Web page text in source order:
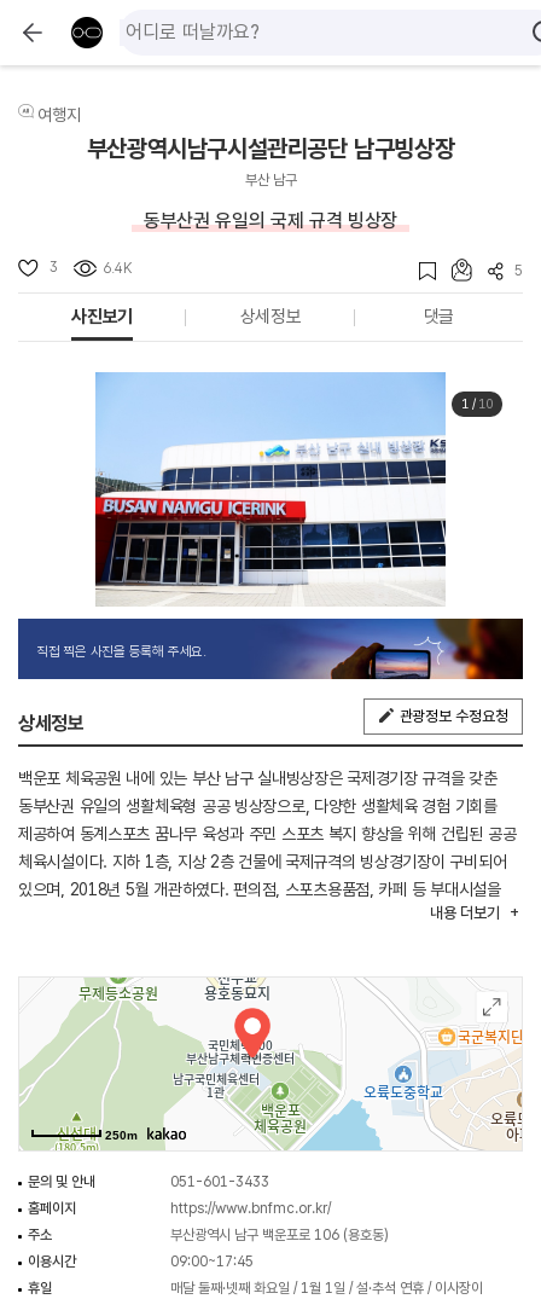
여행지
부산광역시남구시설관리공단 남구빙상장
부산 남구
동부산권 유일의 국제 규격 빙상장
3 6.4K 5
사진보기 상세정보 댓글
1/ 10
직접 찍은 사진을 등록해 주세요.
상세정보 관광정보 수정요청
백운포 체육공원 내에 있는 부산 남구 실내빙상장은 국제경기장 규격을 갖춘
동부산권 유일의 생활체육형 공공 빙상장으로, 다양한 생활체육 경험 기회를
제공하여 동계스포츠 꿈나무 육성과 주민 스포츠 복지 향상을 위해 건립된 공공
체육시설이다. 지하 1층, 지상 2층 건물에 국제규격의 빙상경기장이 구비되어
있으며, 2018년 5월 개관하였다. 편의점, 스포츠용품점, 카페 등 부대시설을
운영하며 빙상경기장 대관 사용도 가능하다. 스피드 스케이트, 피겨 스케이트,
등 스포츠 시설을 함께 이용할 수 있다.
내용 더보기
250m
문의 및 안내
051-601-3433
홈페이지
https://www.bnfmc.or.kr/
주소
부산광역시 남구 백운포로 106 (용호동)
이용시간
09:00~17:45
휴일
매달 둘째·넷째 화요일 / 1월 1일 / 설·추석 연휴 / 이사장이